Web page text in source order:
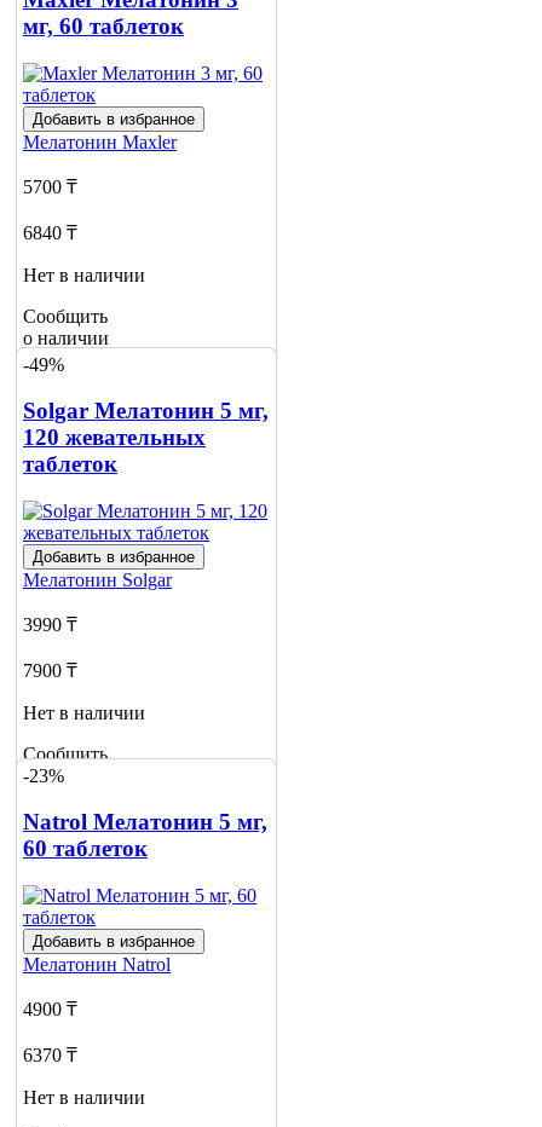
мг, 60 таблеток
Добавить в избранное
Мелатонин Maxler
5700 ₸
6840 ₸
Нет в наличии
Сообщить
о наличии
1
-49%
Solgar Мелатонин 5 мг,
120 жевательных
таблеток
Добавить в избранное
Мелатонин Solgar
3990 ₸
7900 ₸
Нет в наличии
Сообщить
о наличии
-23%
Natrol Мелатонин 5 мг,
60 таблеток
Добавить в избранное
Мелатонин Natrol
4900 ₸
6370 ₸
Нет в наличии